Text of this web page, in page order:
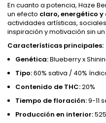
En cuanto a potencia, Haze
un efecto claro, energético
actividades artísticas,
inspiración y motivación sin
Características principales:
Genética:Blueberry x
Tipo:60% sativa / 40%
Contenido de THC:20%
Tiempo de floración:9-11
Producción en interior: